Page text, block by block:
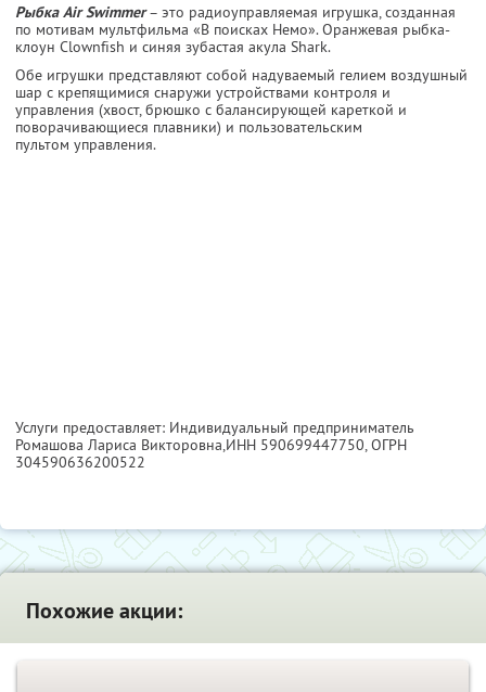
Рыбка Air Swimmer– это радиоуправляемая игрушка, созданная
по мотивам мультфильма «В поисках Немо». Оранжевая рыбка-
клоун Clownfish и синяя зубастая акула Shark.
Обе игрушки представляют собой надуваемый гелием воздушный
шар с крепящимися снаружи устройствами контроля и
управления (хвост, брюшко с балансирующей кареткой и
поворачивающиеся плавники) и пользовательским
пультом управления.
Услуги предоставляет: Индивидуальный предприниматель
Ромашова Лариса Викторовна,ИНН 590699447750, ОГРН
304590636200522
Похожие акции: